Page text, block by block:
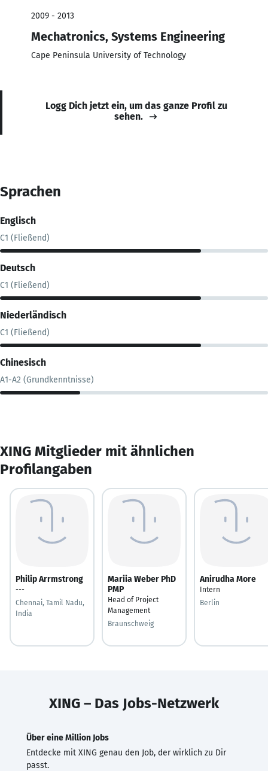
2009 - 2013
Mechatronics, Systems Engineering
Cape Peninsula University of Technology
Logg Dich jetzt ein, um das ganze Profil zu
sehen.
Sprachen
Englisch
C1 (Fließend)
Deutsch
C1 (Fließend)
Niederländisch
C1 (Fließend)
Chinesisch
A1-A2 (Grundkenntnisse)
XING Mitglieder mit ähnlichen
Profilangaben
Philip Arrmstrong
---
Chennai, Tamil Nadu,
India
Mariia Weber PhD
PMP
Head of Project
Management
Braunschweig
Anirudha More
Intern
Berlin
XING – Das Jobs-Netzwerk
Über eine Million Jobs
Entdecke mit XING genau den Job, der wirklich zu Dir
passt.